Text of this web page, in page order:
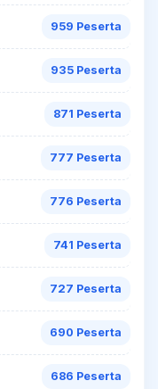
959 Peserta
935 Peserta
871 Peserta
777 Peserta
776 Peserta
741 Peserta
727 Peserta
690 Peserta
686 Peserta